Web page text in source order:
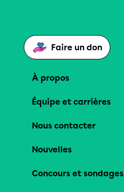
Faire un don
À propos
Équipe et carrières
Nous contacter
Nouvelles
Concours et sondages